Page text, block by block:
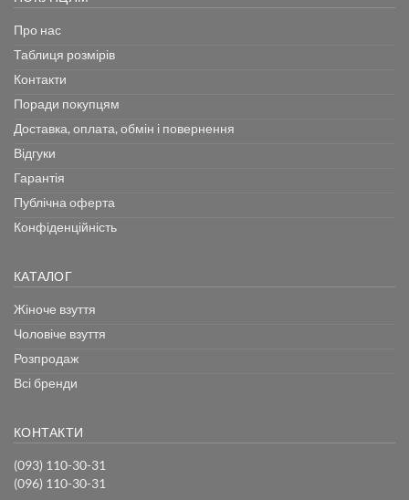
Про нас
Таблиця розмірів
Контакти
Поради покупцям
Доставка, оплата, обмін і повернення
Відгуки
Гарантія
Публічна оферта
Конфіденційність
КАТАЛОГ
Жіноче взуття
Чоловіче взуття
Розпродаж
Всі бренди
КОНТАКТИ
(093) 110-30-31
(096) 110-30-31